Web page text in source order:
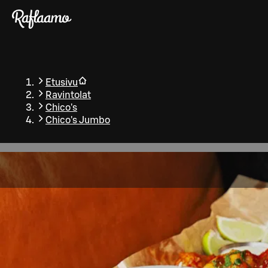
Siirry pääsisältöön
Etusivu
Ravintolat
Chico's
Chico's Jumbo